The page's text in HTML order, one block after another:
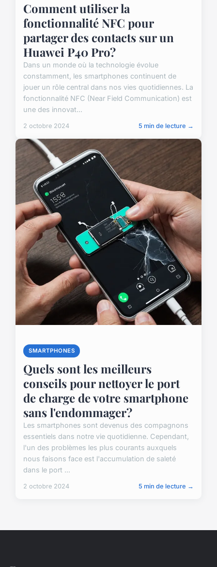
Comment utiliser la
fonctionnalité NFC pour
partager des contacts sur un
Huawei P40 Pro?
Dans un monde où la technologie évolue
constamment, les smartphones continuent de
jouer un rôle central dans nos vies quotidiennes. La
fonctionnalité NFC (Near Field Communication) est
une des innovat...
2 octobre 2024 5 min de lecture →
SMARTPHONES
Quels sont les meilleurs
conseils pour nettoyer le port
de charge de votre smartphone
sans l'endommager?
Les smartphones sont devenus des compagnons
essentiels dans notre vie quotidienne. Cependant,
l'un des problèmes les plus courants auxquels
nous faisons face est l'accumulation de saleté
dans le port ...
2 octobre 2024 5 min de lecture →